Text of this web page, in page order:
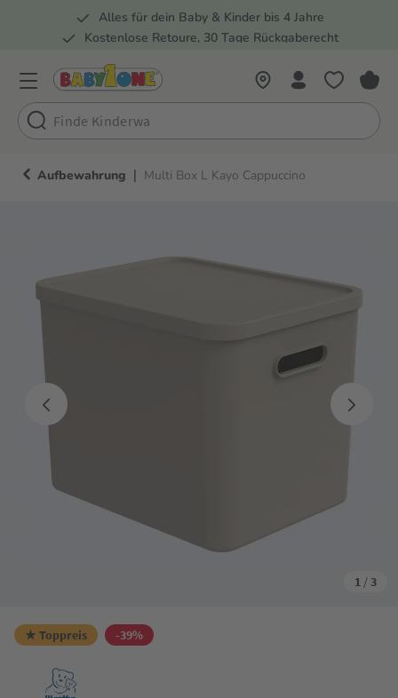
Zur Hauptnavigation springen
Alles für dein Baby & Kinder bis 4 Jahre
Kostenlose Retoure, 30 Tage Rückgaberecht
Aufbewahrung | Multi Box L Kayo Cappuccino
1 / 3
★ Toppreis -39%